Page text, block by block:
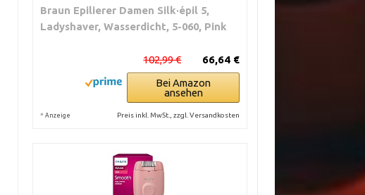
Braun Epilierer Damen Silk·épil 5,
Ladyshaver, Wasserdicht, 5-060, Pink
66,64 €
102,99 €
Bei Amazon
ansehen
* Anzeige Preis inkl. MwSt., zzgl. Versandkosten